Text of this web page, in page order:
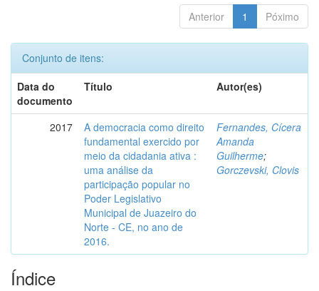
Anterior 1 Póximo
Conjunto de itens:
Data do
documento
Título Autor(es)
2017
A democracia como direito
fundamental exercido por
meio da cidadania ativa :
uma análise da
participação popular no
Poder Legislativo
Municipal de Juazeiro do
Norte - CE, no ano de
2016.
Fernandes, Cícera
Amanda
Guilherme;
Gorczevski, Clovis
Índice